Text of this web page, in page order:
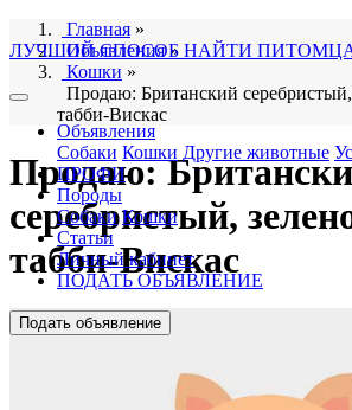
ЛУЧШИЙ СПОСОБ НАЙТИ
Объявления
Собаки Кошки Другие животные
ПРОФИ
Породы
Собаки Кошки
Статьи
Личный кабинет
ПОДАТЬ ОБЪЯВЛЕНИЕ
Подать объявление
Главная »
Объявления»
Кошки »
Продаю: Британский серебристый,
табби-Вискас
Продаю:
серебристый,
табби-Вискас